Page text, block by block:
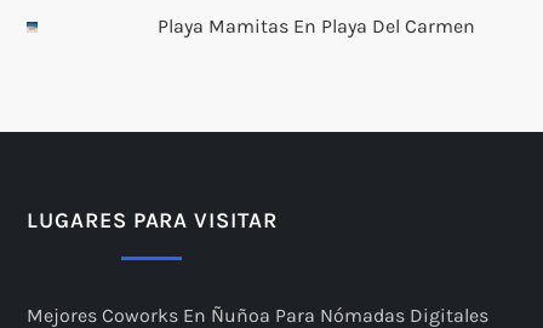
Playa Mamitas En Playa Del Carmen
LUGARES PARA VISITAR
Mejores Coworks En Ñuñoa Para Nómadas Digitales